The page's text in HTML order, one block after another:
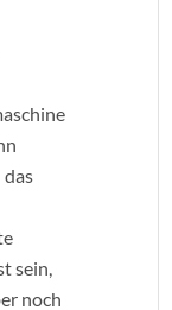
das
sein,
noch